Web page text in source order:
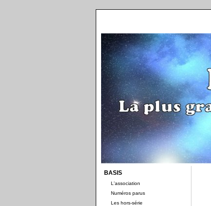
BASIS
L'association
Numéros parus
Les hors-série